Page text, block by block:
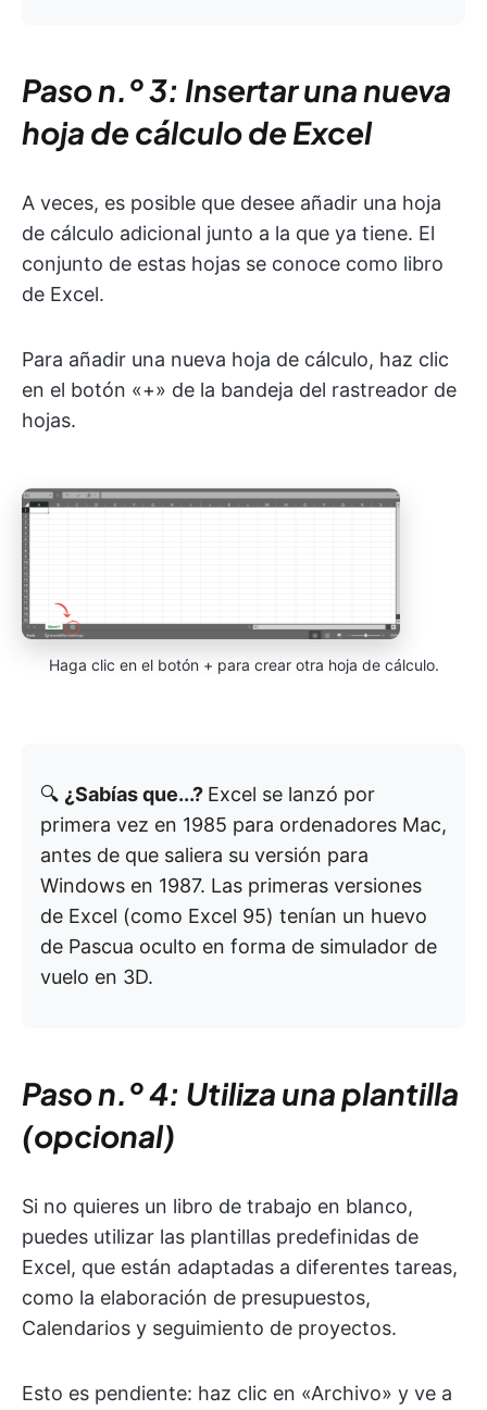
Paso n.º 3: Insertar una nueva
hoja de cálculo de Excel
A veces, es posible que desee añadir una hoja
de cálculo adicional junto a la que ya tiene. El
conjunto de estas hojas se conoce como libro
de Excel.
Para añadir una nueva hoja de cálculo, haz clic
en el botón «+» de la bandeja del rastreador de
hojas.
Haga clic en el botón + para crear otra hoja de cálculo.
🔍 ¿Sabías que...? Excel se lanzó por
primera vez en 1985 para ordenadores Mac,
antes de que saliera su versión para
Windows en 1987. Las primeras versiones
de Excel (como Excel 95) tenían un huevo
de Pascua oculto en forma de simulador de
vuelo en 3D.
Paso n.º 4: Utiliza una plantilla
(opcional)
Si no quieres un libro de trabajo en blanco,
puedes utilizar las plantillas predefinidas de
Excel, que están adaptadas a diferentes tareas,
como la elaboración de presupuestos,
Calendarios y seguimiento de proyectos.
Esto es pendiente: haz clic en «Archivo» y ve a